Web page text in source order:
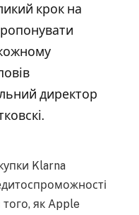
крок на
директор
Klarna
того, як Apple